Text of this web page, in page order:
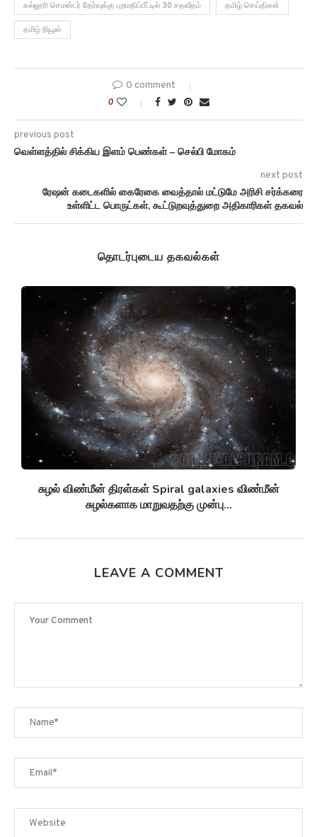
கல்லூரி செமஸ்டர் தேர்வுக்கு புறமதிப்பீட்டில் 30 சதவீதம் தமிழ் செய்திகள்
தமிழ் நியூஸ்
0 comment
0
previous post
வெள்ளத்தில் சிக்கிய இளம் பெண்கள் – செல்பி மோகம்
next post
ரேஷன் கடைகளில் கைரேகை வைத்தால் மட்டுமே அரிசி சர்க்கரை
உள்ளிட்ட பொருட்கள், கூட்டுறவுத்துறை அதிகாரிகள் தகவல்
தொடர்புடைய தகவல்கள்
சுழல் விண்மீன் திரள்கள் Spiral galaxies விண்மீன்
சுழல்களாக மாறுவதற்கு முன்பு...
LEAVE A COMMENT